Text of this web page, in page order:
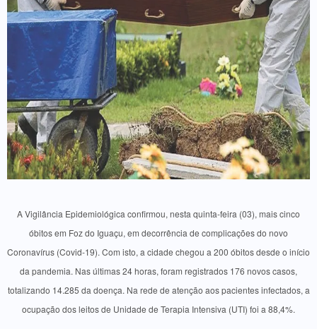
A Vigilância Epidemiológica confirmou, nesta quinta-feira (03), mais cinco
óbitos em Foz do Iguaçu, em decorrência de complicações do novo
Coronavírus (Covid-19). Com isto, a cidade chegou a 200 óbitos desde o início
da pandemia. Nas últimas 24 horas, foram registrados 176 novos casos,
totalizando 14.285 da doença. Na rede de atenção aos pacientes infectados, a
ocupação dos leitos de Unidade de Terapia Intensiva (UTI) foi a 88,4%.